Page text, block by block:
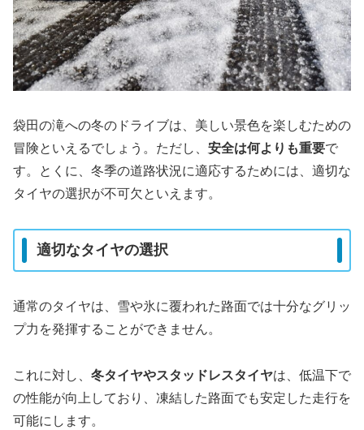
袋田の滝への冬のドライブは、美しい景色を楽しむための
冒険といえるでしょう。ただし、 安全は何よりも重要で
す。とくに、冬季の道路状況に適応するためには、適切な
タイヤの選択が不可欠といえます。
適切なタイヤの選択
通常のタイヤは、雪や氷に覆われた路面では十分なグリッ
プ力を発揮することができません。
これに対し、 冬タイヤやスタッドレスタイヤは、低温下で
の性能が向上しており、凍結した路面でも安定した走行を
可能にします。